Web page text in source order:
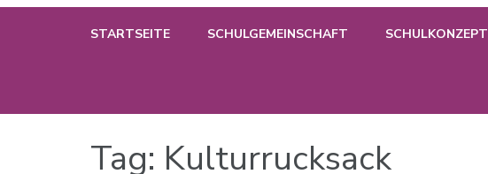
Elisabeth-Selbert-Realschule
STARTSEITE SCHULGEMEINSCHAFT SCHULKONZEPT
Tag: Kulturrucksack